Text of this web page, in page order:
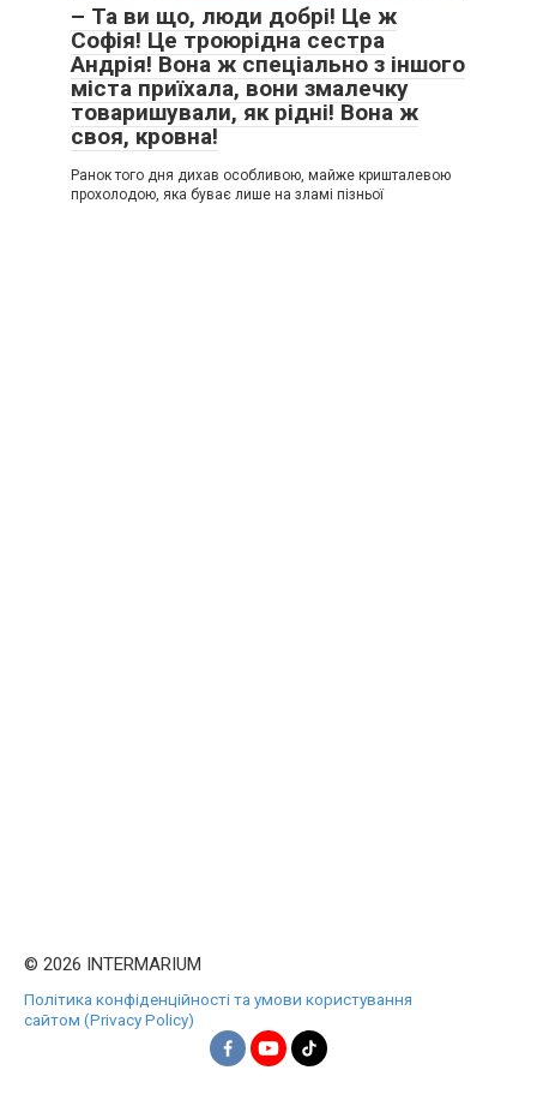
– Та ви що, люди добрі! Це ж
Софія! Це троюрідна сестра
Андрія! Вона ж спеціально з іншого
міста приїхала, вони змалечку
товаришували, як рідні! Вона ж
своя, кровна!
Ранок того дня дихав особливою, майже кришталевою
прохолодою, яка буває лише на зламі пізньої
© 2026 INTERMARIUM
Політика конфіденційності та умови користування
сайтом (Privacy Policy)